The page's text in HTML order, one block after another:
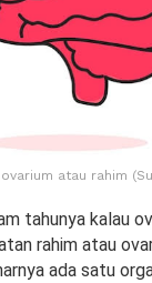
atau rahim
tahunya kalau
rahim atau
ada satu